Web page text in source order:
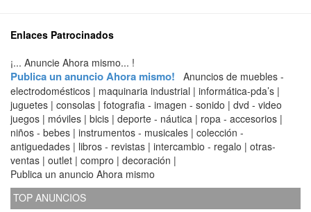
Enlaces Patrocinados
¡... Anuncie Ahora mismo... !
Publica un anuncio Ahora mismo! Anuncios de muebles -
electrodomésticos | maquinaria industrial | informática-pda’s |
juguetes | consolas | fotografia - imagen - sonido | dvd - video
juegos | móviles | bicis | deporte - náutica | ropa - accesorios |
niños - bebes | instrumentos - musicales | colección -
antiguedades | libros - revistas | intercambio - regalo | otras-
ventas | outlet | compro | decoración |
Publica un anuncio Ahora mismo
TOP ANUNCIOS